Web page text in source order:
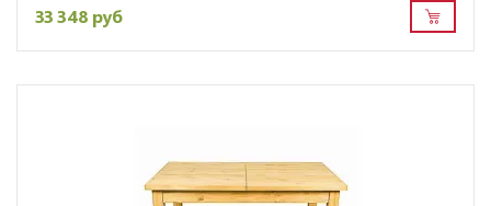
33 348 руб